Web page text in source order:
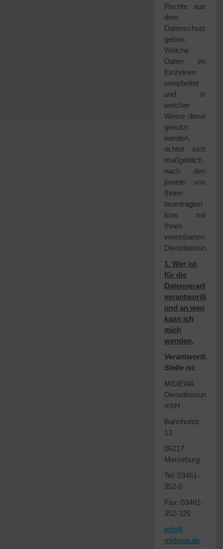
Rechte aus
dem
Datenschutzrecht
geben.
Welche
Daten im
Einzelnen
verarbeitet
und in
welcher
Weise diese
genutzt
werden,
richtet sich
maßgeblich
nach den
jeweils von
Ihnen
beantragten
bzw. mit
Ihnen
vereinbarten
Dienstleistungen.
1. Wer ist
für die
verantwortlich
und an wen
kann ich
mich
wenden.
Verantwortliche
Stelle ist:
MIDEWA
mbH
Bahnhofstr.
13
06217
Merseburg
Tel: 03461-
352-0
Fax: 03461-
352-325
info@
midewa.de